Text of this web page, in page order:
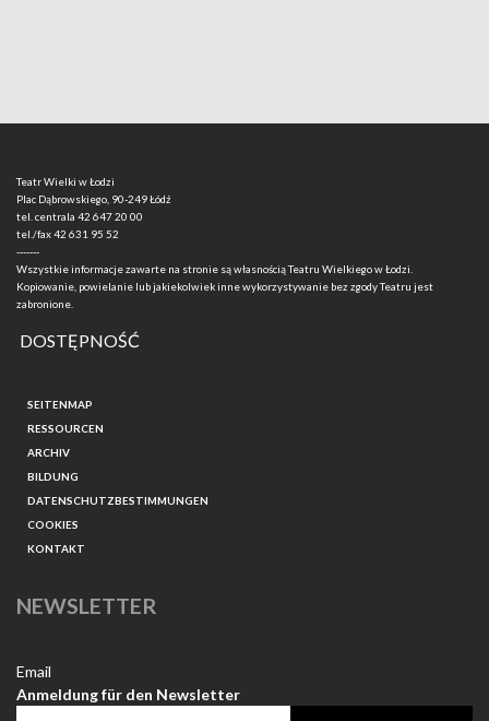
Teatr Wielki w Łodzi
Plac Dąbrowskiego, 90-249 Łódź
tel. centrala 42 647 20 00
tel./fax42 631 95 52
-------
Wszystkie informacje zawarte na stronie są własnością Teatru Wielkiego w Łodzi.
Kopiowanie, powielanie lub jakiekolwiek inne wykorzystywanie bez zgody Teatru jest
zabronione.
DOSTĘPNOŚĆ
SEITENMAP
RESSOURCEN
ARCHIV
BILDUNG
DATENSCHUTZBESTIMMUNGEN
COOKIES
KONTAKT
NEWSLETTER
Email
Anmeldung für den Newsletter